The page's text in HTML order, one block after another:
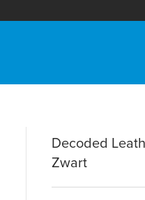
Decoded
Zwart